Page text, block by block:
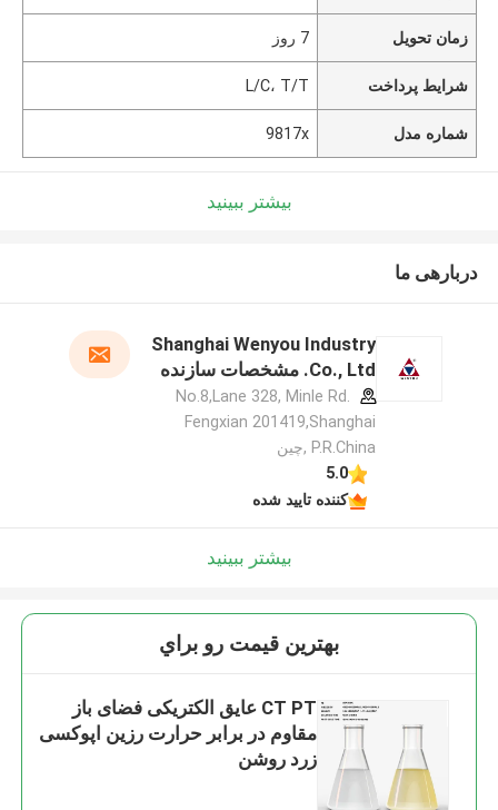
زمان تحویل 7 روز
شرایط پرداخت L/C، T/T
شماره مدل 9817x
بیشتر ببینید
دربارهی ما
Shanghai Wenyou Industry
Co., Ltd. مشخصات سازنده
No.8,Lane 328, Minle Rd.
Fengxian 201419,Shanghai
P.R.China ,چین
5.0
کننده تایید شده
بیشتر ببینید
بهترين قيمت رو براي
CT PT عایق الکتریکی فضای باز
مقاوم در برابر حرارت رزین اپوکسی
زرد روشن